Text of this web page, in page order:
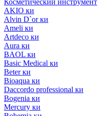
Косметический инструмент
AKIO ки
Alvin D`or ки
Ameli ки
Artdeco ки
Aura ки
BAOL ки
Basic Medical ки
Beter ки
Bioaqua ки
Daccordo professional ки
Bogenia ки
Mercury ки